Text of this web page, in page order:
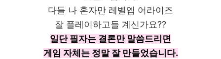
다들 나 혼자만 레벨엡 어라이즈
잘 플레이하고들 계신가요??
일단 필자는 결론만 말씀드리면
게임 자체는 정말 잘 만들었습니다.